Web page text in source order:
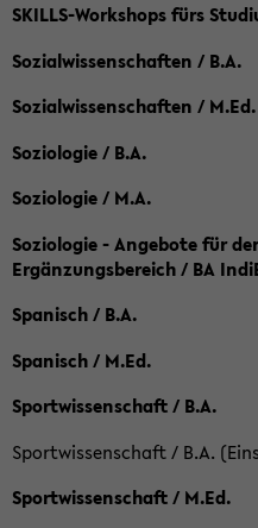
SKILLS-Workshops fürs
Sozialwissenschaften / B.A.
Sozialwissenschaften / M.Ed.
Soziologie / B.A.
Soziologie / M.A.
Soziologie - Angebote für
Ergänzungsbereich / BA
Spanisch / B.A.
Spanisch / M.Ed.
Sportwissenschaft / B.A.
Sportwissenschaft / B.A.
Sportwissenschaft / M.Ed.